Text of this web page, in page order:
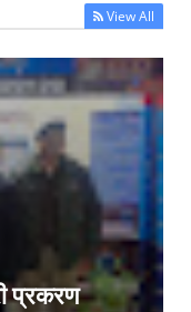
View All
प्रकरण